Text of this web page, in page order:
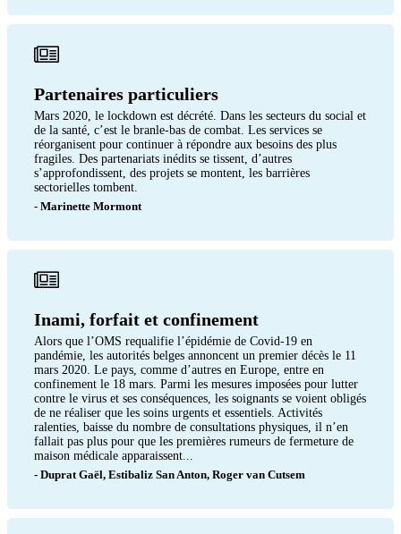
Partenaires particuliers
Mars 2020, le lockdown est décrété. Dans les secteurs du social et
de la santé, c’est le branle-bas de combat. Les services se
réorganisent pour continuer à répondre aux besoins des plus
fragiles. Des partenariats inédits se tissent, d’autres
s’approfondissent, des projets se montent, les barrières
sectorielles tombent.
- Marinette Mormont
Inami, forfait et confinement
Alors que l’OMS requalifie l’épidémie de Covid-19 en
pandémie, les autorités belges annoncent un premier décès le 11
mars 2020. Le pays, comme d’autres en Europe, entre en
confinement le 18 mars. Parmi les mesures imposées pour lutter
contre le virus et ses conséquences, les soignants se voient obligés
de ne réaliser que les soins urgents et essentiels. Activités
ralenties, baisse du nombre de consultations physiques, il n’en
fallait pas plus pour que les premières rumeurs de fermeture de
maison médicale apparaissent...
- Duprat Gaël, Estibaliz San Anton, Roger van Cutsem